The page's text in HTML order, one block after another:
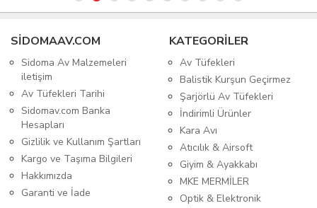
SIDOMAAV.COM
Sidoma Av Malzemeleri
iletişim
Av Tüfekleri Tarihi
Sidomav.com Banka
Hesapları
Gizlilik ve Kullanım Şartları
Kargo ve Taşıma Bilgileri
Hakkımızda
Garanti ve İade
KATEGORİLER
Av Tüfekleri
Balistik Kurşun Geçirmez
Şarjörlü Av Tüfekleri
İndirimli Ürünler
Kara Avı
Atıcılık & Airsoft
Giyim & Ayakkabı
MKE MERMİLER
Optik & Elektronik